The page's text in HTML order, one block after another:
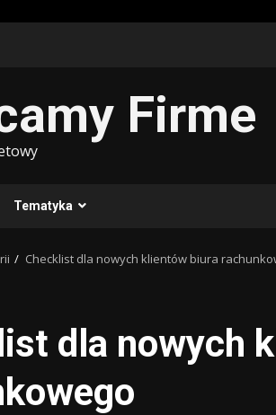
Firme
Tematyka
Checklist dla nowych klientów biura
dla nowych